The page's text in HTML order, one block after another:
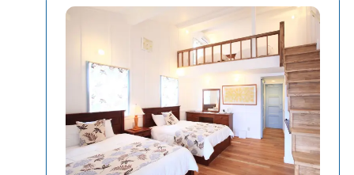
リクエスト受付
商品対象